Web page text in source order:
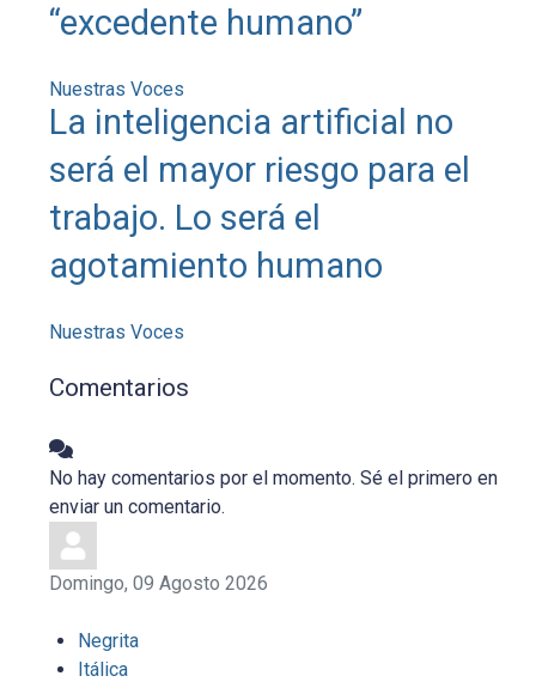
“excedente humano”
Nuestras Voces
La inteligencia artificial no
será el mayor riesgo para el
trabajo. Lo será el
agotamiento humano
Nuestras Voces
Comentarios
No hay comentarios por el momento. Sé el primero en
enviar un comentario.
Domingo, 09 Agosto 2026
Negrita
Itálica